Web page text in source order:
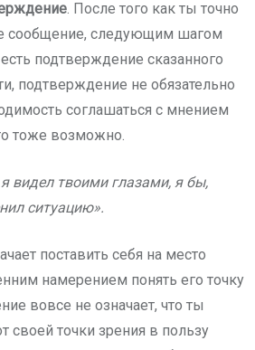
. После того как ты точно
сообщение, следующим шагом
подтверждение сказанного
подтверждение не обязательно
соглашаться с мнением
тоже возможно.
видел твоими глазами, я бы,
ситуацию».
поставить себя на место
намерением понять его точку
вовсе не означает, что ты
своей точки зрения в пользу